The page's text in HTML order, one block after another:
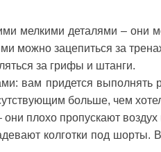
мелкими деталями – они
можно зацепиться за
за грифы и штанги.
вам придется выполнять
больше, чем
плохо пропускают
колготки под шорты.